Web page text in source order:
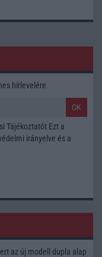
hírlevelére
OK
Tájékoztatót Ezt a
irányelve és a
az új modell dupla alap